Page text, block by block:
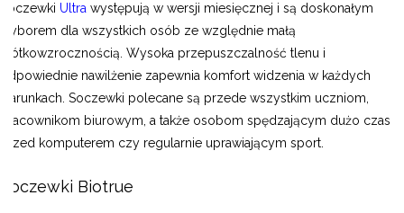
Soczewki Ultra występują w wersji miesięcznej i są doskonałym
wyborem dla wszystkich osób ze względnie małą
krótkowzrocznością. Wysoka przepuszczalność tlenu i
odpowiednie nawilżenie zapewnia komfort widzenia w każdych
warunkach. Soczewki polecane są przede wszystkim uczniom,
pracownikom biurowym, a także osobom spędzającym dużo czasu
przed komputerem czy regularnie uprawiającym sport.
Soczewki Biotrue